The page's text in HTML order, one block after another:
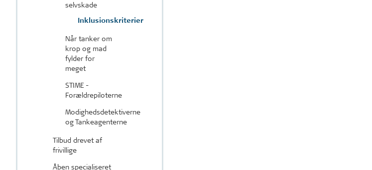
selvskade
Inklusionskriterier
Når tanker om
krop og mad
fylder for
meget
STIME -
Forældrepiloterne
Modighedsdetektiverne
og Tankeagenterne
Tilbud drevet af
frivillige
Åben specialiseret